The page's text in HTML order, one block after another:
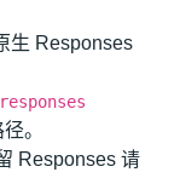
生 Responses
。
Responses 请